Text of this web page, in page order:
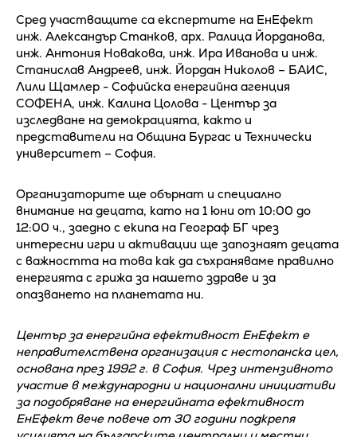
Сред участващите са експертите на ЕнЕфект
инж. Александър Станков, арх. Ралица Йорданова,
инж. Антония Новакова, инж. Ира Иванова и инж.
Станислав Андреев, инж. Йордан Николов – БАИС,
Лили Щамлер - Софийска енергийна агенция
СОФЕНА, инж. Калина Цолова - Център за
изследване на демокрацията, както и
представители на Община Бургас и Технически
университет – София.
Организаторите ще обърнат и специално
внимание на децата, като на 1 юни от 10:00 до
12:00 ч., заедно с екипа на Географ БГ чрез
интересни игри и активации ще запознаят децата
с важността на това как да съхраняваме правилно
енергията с грижа за нашето здраве и за
опазването на планетата ни.
Център за енергийна ефективност ЕнЕфект е
неправителствена организация с нестопанска цел,
основана през 1992 г. в София. Чрез интензивното
участие в международни и национални инициативи
за подобряване на енергийната ефективност
ЕнЕфект вече повече от 30 години подкрепя